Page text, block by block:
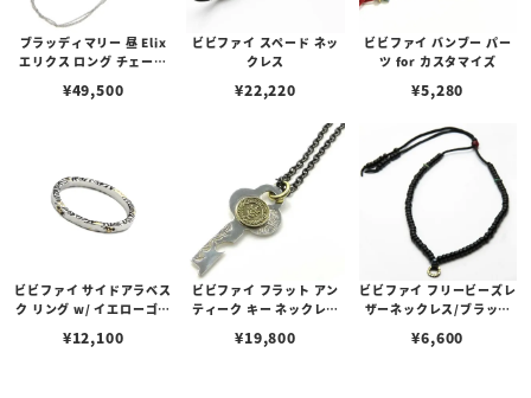
ブラッディマリー 昼 Elix
エリクス ロング チェーン
¥49,500
ビビファイ スペード ネッ
クレス
¥22,220
ビビファイ バンブー パー
ツ for カスタマイズ
¥5,280
ビビファイ サイドアラベス
ク リング w/ イエローゴー
¥12,100
ビビファイ フラット アン
ティーク キー ネックレス
キチェーン
¥19,800
ビビファイ フリービーズレ
ザーネックレス/ブラック
¥6,600